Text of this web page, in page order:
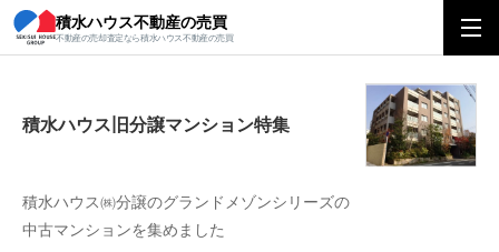
積水ハウス不動産の売買
不動産の売却査定なら積水ハウス不動産の売買
積水ハウス旧分譲マンション特集
積水ハウス旧分譲マンション特集
積水ハウス㈱分譲のグランドメゾンシリーズの
中古マンションを集めました